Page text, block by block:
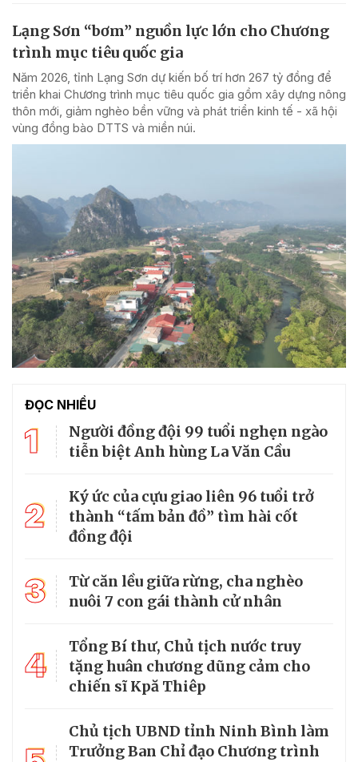
Lạng Sơn “bơm” nguồn lực lớn cho Chương
trình mục tiêu quốc gia
Năm 2026, tỉnh Lạng Sơn dự kiến bố trí hơn 267 tỷ đồng để
triển khai Chương trình mục tiêu quốc gia gồm xây dựng nông
thôn mới, giảm nghèo bền vững và phát triển kinh tế - xã hội
vùng đồng bào DTTS và miền núi.
ĐỌC NHIỀU
1
Người đồng đội 99 tuổi nghẹn ngào
tiễn biệt Anh hùng La Văn Cầu
2
Ký ức của cựu giao liên 96 tuổi trở
thành “tấm bản đồ” tìm hài cốt
đồng đội
3
Từ căn lều giữa rừng, cha nghèo
nuôi 7 con gái thành cử nhân
4
Tổng Bí thư, Chủ tịch nước truy
tặng huân chương dũng cảm cho
chiến sĩ Kpă Thiêp
Chủ tịch UBND tỉnh Ninh Bình làm
Trưởng Ban Chỉ đạo Chương trình